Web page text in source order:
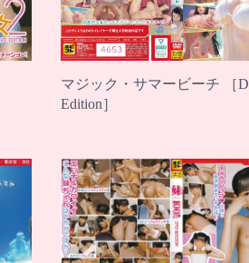
マジック・サマービーチ ［
Edition］